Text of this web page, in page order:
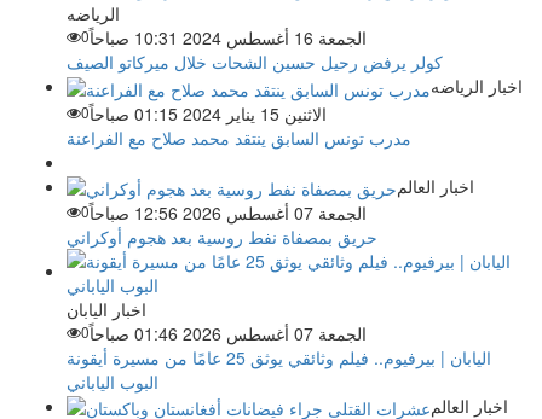
الرياضه
الجمعة 16 أغسطس 2024 10:31 صباحاً
0
كولر يرفض رحيل حسين الشحات خلال ميركاتو الصيف
اخبار الرياضه
الاثنين 15 يناير 2024 01:15 صباحاً
0
مدرب تونس السابق ينتقد محمد صلاح مع الفراعنة
اخبار العالم
الجمعة 07 أغسطس 2026 12:56 صباحاً
0
حريق بمصفاة نفط روسية بعد هجوم أوكراني
اخبار اليابان
الجمعة 07 أغسطس 2026 01:46 صباحاً
0
اليابان | بيرفيوم.. فيلم وثائقي يوثق 25 عامًا من مسيرة أيقونة
البوب الياباني
اخبار العالم